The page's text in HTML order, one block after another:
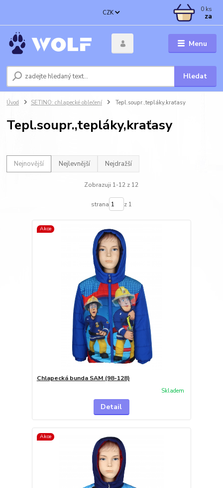
Menu
CZK
Hledat
0 ks
za
Úvod SETINO: chlapecké oblečení Tepl.soupr.,tepláky,kraťasy
Tepl.soupr.,tepláky,kraťasy
Nejnovější Nejlevnější Nejdražší
Zobrazuji 1-12 z 12
strana z 1
Akce
Chlapecká bunda SAM (98-128)
Skladem
Detail
Akce